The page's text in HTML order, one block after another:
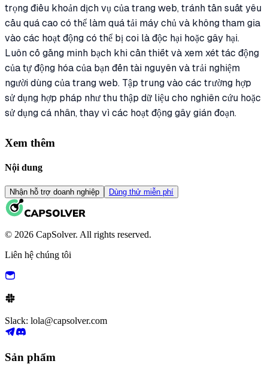
trọng điều khoản dịch vụ của trang web, tránh tần suất yêu
cầu quá cao có thể làm quá tải máy chủ và không tham gia
vào các hoạt động có thể bị coi là độc hại hoặc gây hại.
Luôn cố gắng minh bạch khi cần thiết và xem xét tác động
của tự động hóa của bạn đến tài nguyên và trải nghiệm
người dùng của trang web. Tập trung vào các trường hợp
sử dụng hợp pháp như thu thập dữ liệu cho nghiên cứu hoặc
sử dụng cá nhân, thay vì các hoạt động gây gián đoạn.
Xem thêm
Nội dung
Nhận hỗ trợ doanh nghiệp Dùng thử miễn phí
© 2026 CapSolver. All rights reserved.
Liên hệ chúng tôi
Slack: lola@capsolver.com
Sản phẩm